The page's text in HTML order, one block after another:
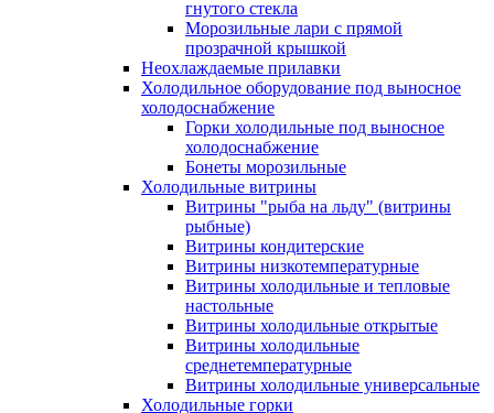
гнутого стекла
Морозильные лари с прямой
прозрачной крышкой
Неохлаждаемые прилавки
Холодильное оборудование под выносное
холодоснабжение
Горки холодильные под выносное
холодоснабжение
Бонеты морозильные
Холодильные витрины
Витрины "рыба на льду" (витрины
рыбные)
Витрины кондитерские
Витрины низкотемпературные
Витрины холодильные и тепловые
настольные
Витрины холодильные открытые
Витрины холодильные
среднетемпературные
Витрины холодильные универсальные
Холодильные горки